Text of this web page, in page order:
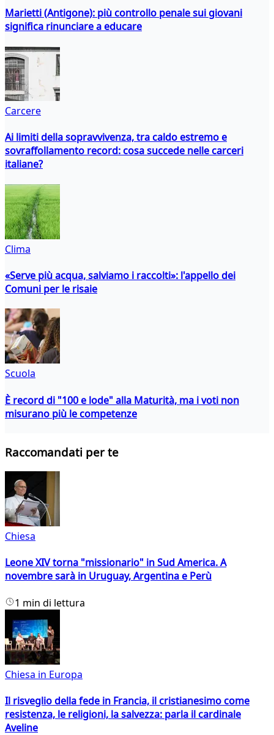
Marietti (Antigone): più controllo penale sui giovani
significa rinunciare a educare
Carcere
Ai limiti della sopravvivenza, tra caldo estremo e
sovraffollamento record: cosa succede nelle carceri
italiane?
Clima
«Serve più acqua, salviamo i raccolti»: l'appello dei
Comuni per le risaie
Scuola
È record di "100 e lode" alla Maturità, ma i voti non
misurano più le competenze
Raccomandati per te
Chiesa
Leone XIV torna "missionario" in Sud America. A
novembre sarà in Uruguay, Argentina e Perù
1 min di lettura
Chiesa in Europa
Il risveglio della fede in Francia, il cristianesimo come
resistenza, le religioni, la salvezza: parla il cardinale
Aveline